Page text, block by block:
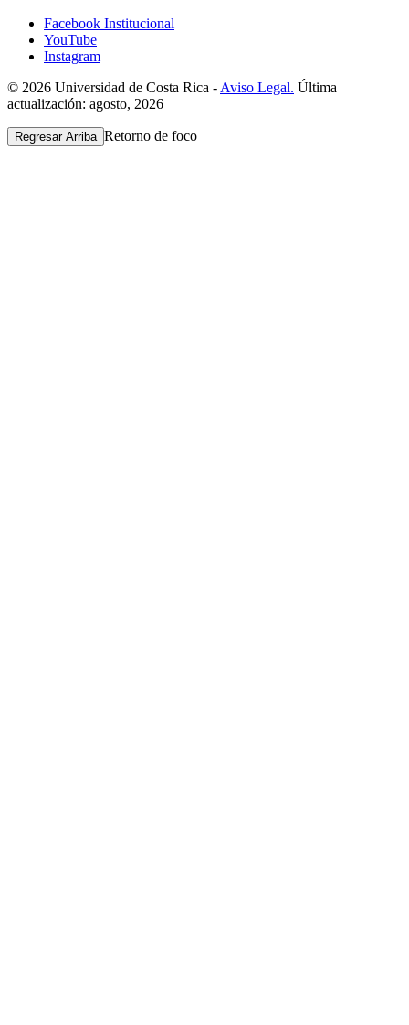
Facebook Institucional
YouTube
Instagram
© 2026 Universidad de Costa Rica - Aviso Legal. Última
actualización: agosto, 2026
Regresar Arriba Retorno de foco